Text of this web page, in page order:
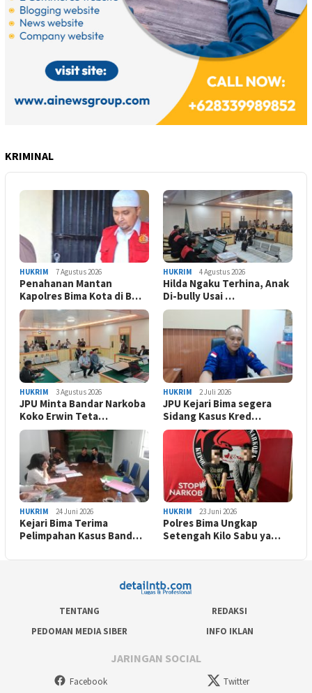
KRIMINAL
HUKRIM 7 Agustus 2026
Penahanan Mantan
Kapolres Bima Kota di B…
HUKRIM 4 Agustus 2026
Hilda Ngaku Terhina, Anak
Di-bully Usai …
HUKRIM 3 Agustus 2026
JPU Minta Bandar Narkoba
Koko Erwin Teta…
HUKRIM 2 Juli 2026
JPU Kejari Bima segera
Sidang Kasus Kred…
HUKRIM 24 Juni 2026
Kejari Bima Terima
Pelimpahan Kasus Band…
HUKRIM 23 Juni 2026
Polres Bima Ungkap
Setengah Kilo Sabu ya…
TENTANG
REDAKSI
PEDOMAN MEDIA SIBER
INFO IKLAN
JARINGAN SOCIAL
Facebook Twitter